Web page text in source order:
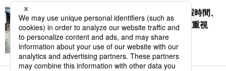
レジャー白書:2025年は余暇時間、
余暇支出ともに減少 「余暇重視
派」も減少に転じる
2026.08.04